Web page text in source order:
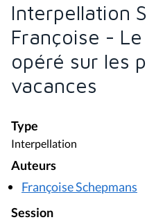
Interpellation
Françoise -
opéré sur les
vacances
Type
Interpellation
Auteurs
Françoise Schepmans
Session